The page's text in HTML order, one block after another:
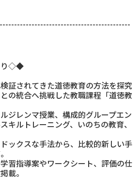
り◇◆
証されてきた道徳教育の方法を探究
の統合へ挑戦した教職課程「道徳教
ジレンマ授業、構成的グループエン
キルトレーニング、いのちの教育、
ックスな手法から、比較的新しい手
習指導案やワークシート、評価の仕
載。